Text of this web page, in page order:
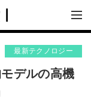
最新テクノロジー
デルの高機